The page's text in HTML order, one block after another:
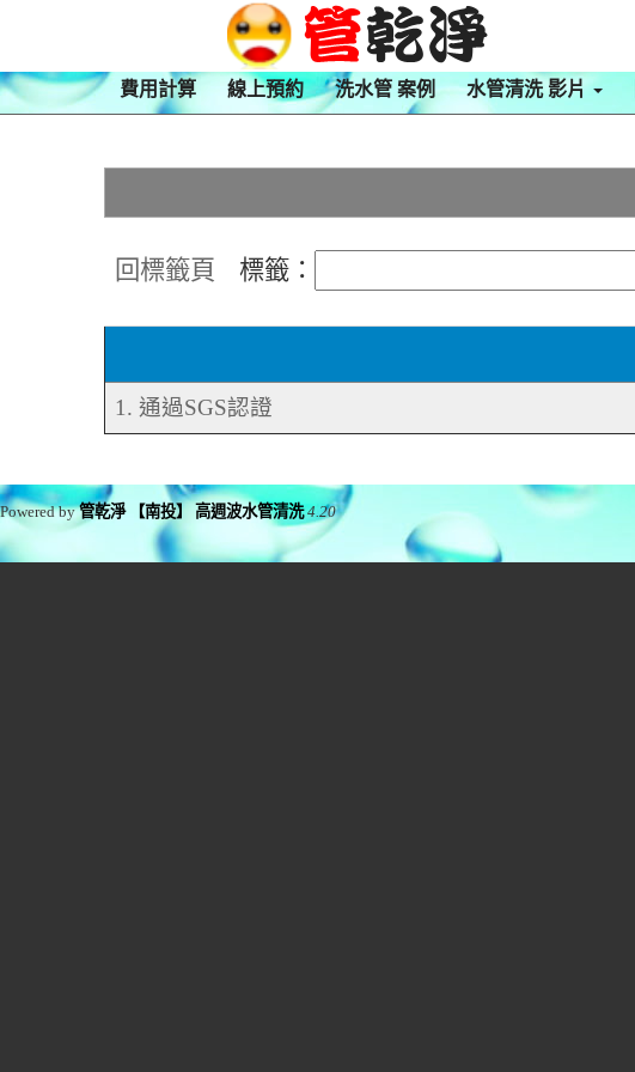
費用計算 線上預約 洗水管 案例 水管清洗 影片
回標籤頁 標籤：
1. 通過SGS認證
Powered by管乾淨 【南投】 高週波水管清洗 4.20